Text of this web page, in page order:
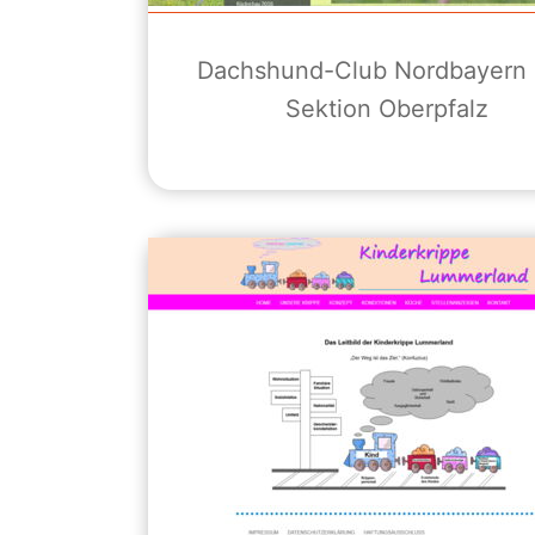
Dachshund-Club Nordbayern
Sektion Oberpfalz